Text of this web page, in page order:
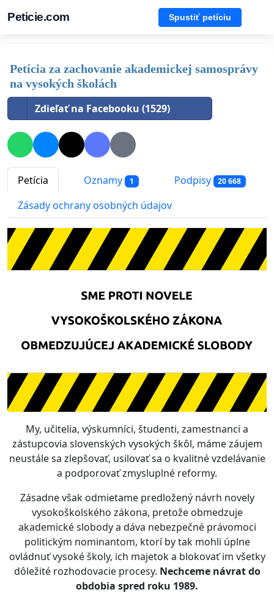
Peticie.com Spustiť petíciu
Petícia za zachovanie akademickej samosprávy
na vysokých školách
Zdieľať na Facebooku (1529)
Petícia Oznamy 1 Podpisy 20 668
Zásady ochrany osobných údajov
My, učitelia, výskumníci, študenti, zamestnanci a
zástupcovia slovenských vysokých škôl, máme záujem
neustále sa zlepšovať, usilovať sa o kvalitné vzdelávanie
a podporovať zmysluplné reformy.
Zásadne však odmietame predložený návrh novely
vysokoškolského zákona, pretože obmedzuje
akademické slobody a dáva nebezpečné právomoci
politickým nominantom, ktorí by tak mohli úplne
ovládnuť vysoké školy, ich majetok a blokovať im všetky
dôležité rozhodovacie procesy. Nechceme návrat do
obdobia spred roku 1989.